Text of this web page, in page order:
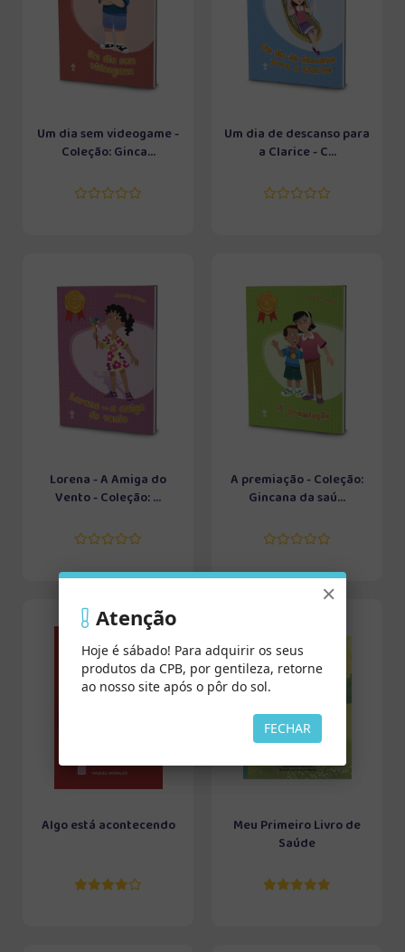
Um dia sem videogame -
Coleção: Ginca...
Um dia de descanso para
a Clarice - C...
Lorena - A Amiga do
Vento - Coleção: ...
A premiação - Coleção:
Gincana da saú...
Algo está acontecendo
Meu Primeiro Livro de
Saúde
×
Atenção
Hoje é sábado! Para adquirir os seus
produtos da CPB, por gentileza, retorne
ao nosso site após o pôr do sol.
FECHAR